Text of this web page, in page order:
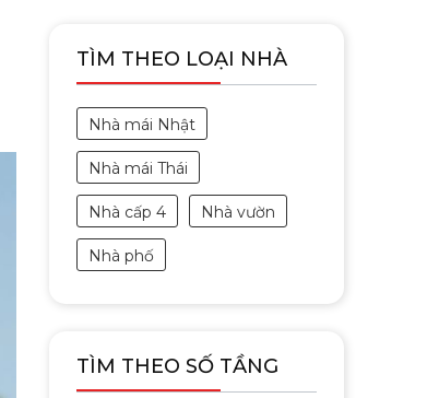
TÌM THEO LOẠI NHÀ
Nhà mái Nhật
Nhà mái Thái
Nhà cấp 4 Nhà vườn
Nhà phố
TÌM THEO SỐ TẦNG